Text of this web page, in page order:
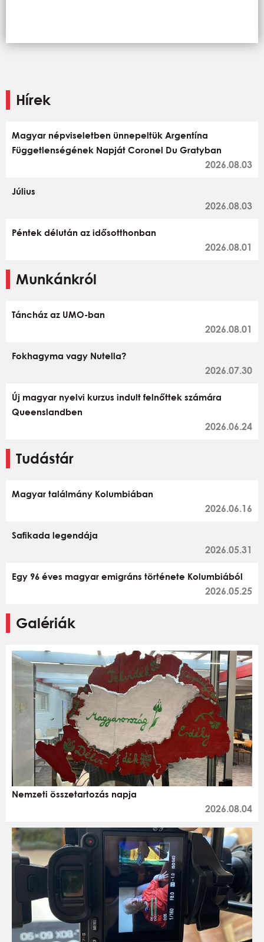
Hírek
Magyar népviseletben ünnepeltük Argentína
Függetlenségének Napját Coronel Du Gratyban
2026.08.03
Július
2026.08.03
Péntek délután az idősotthonban
2026.08.01
Munkánkról
Táncház az UMO-ban
2026.08.01
Fokhagyma vagy Nutella?
2026.07.30
Új magyar nyelvi kurzus indult felnőttek számára
Queenslandben
2026.06.24
Tudástár
Magyar találmány Kolumbiában
2026.06.16
Safikada legendája
2026.05.31
Egy 96 éves magyar emigráns története Kolumbiából
2026.05.25
Galériák
Nemzeti összetartozás napja
2026.08.04